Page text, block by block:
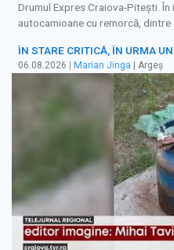
Drumul Expres Craiova-Pitești.
autocamioane cu remorcă, dintre
ÎN STARE CRITICĂ, ÎN URMA
06.08.2026 Marian Jinga | Argeș